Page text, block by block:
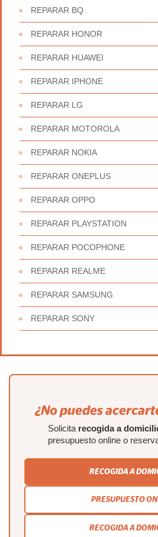
REPARAR BQ
REPARAR HONOR
REPARAR HUAWEI
REPARAR IPHONE
REPARAR LG
REPARAR MOTOROLA
REPARAR NOKIA
REPARAR ONEPLUS
REPARAR OPPO
REPARAR PLAYSTATION
REPARAR POCOPHONE
REPARAR REALME
REPARAR SAMSUNG
REPARAR SONY
¿No puedes
Solicita recogida a
presupuesto online o
RECOGIDA A
PRESUPUESTO
RECOGIDA A